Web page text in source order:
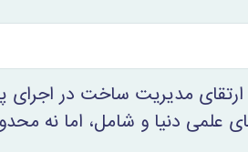
مدیریت ساخت در اجرای
علمی دنیا و شامل، اما نه